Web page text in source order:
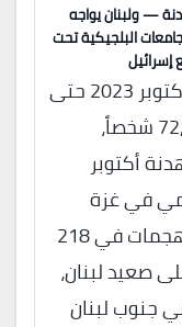
انتهاكاً للهدنة — ولبنان يواجه
البلجيكية تحت
بلغ عدد الشهداء في غزة منذ 7 أكتوبر 2023 حتى
10 يونيو 2026 ما لا يقل عن 72,991 شخصاً،
هدنة أكتوبر
في غزة
3,201 انتهاكاً إسرائيلياً، مع شنّ هجمات في 218
وعلى صعيد لبنان،
جنوب لبنان